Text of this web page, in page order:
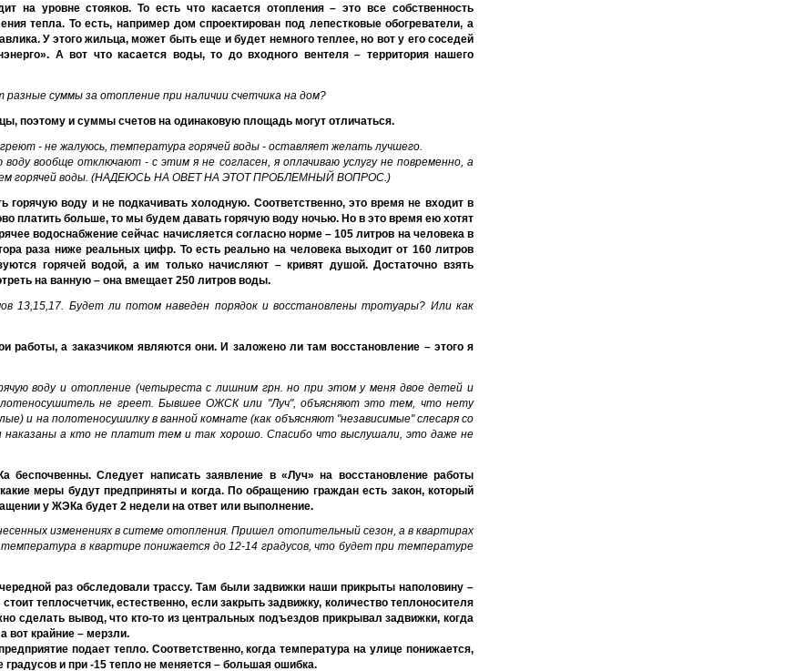
на уровне стояков. То есть что касается отопления – это все собственность
тепла. То есть, например дом спроектирован под лепестковые обогреватели, а
У этого жильца, может быть еще и будет немного теплее, но вот у его соседей
А вот что касается воды, то до входного вентеля – территория нашего
суммы за отопление при наличии счетчика на дом?
поэтому и суммы счетов на одинаковую площадь могут отличаться.
- не жалуюсь, температура горячей воды - оставляет желать лучшего.
вообще отключают - с этим я не согласен, я оплачиваю услугу не повременно, а
горячей воды. (НАДЕЮСЬ НА ОВЕТ НА ЭТОТ ПРОБЛЕМНЫЙ ВОПРОС.)
горячую воду и не подкачивать холодную. Соответственно, это время не входит в
платить больше, то мы будем давать горячую воду ночью. Но в это время ею хотят
водоснабжение сейчас начисляется согласно норме – 105 литров на человека в
раза ниже реальных цифр. То есть реально на человека выходит от 160 литров
горячей водой, а им только начисляют – кривят душой. Достаточно взять
на ванную – она вмещает 250 литров воды.
13,15,17. Будет ли потом наведен порядок и восстановлены тротуары? Или как
а заказчиком являются они. И заложено ли там восстановление – этого я
воду и отопление (четыреста с лишним грн. но при этом у меня двое детей и
не греет. Бывшее ОЖСК или "Луч", объясняют это тем, что нету
и на полотеносушилку в ванной комнате (как объясняют "независимые" слесаря со
а кто не платит тем и так хорошо. Спасибо что выслушали, это даже не
Следует написать заявление в «Луч» на восстановление работы
меры будут предприняты и когда. По обращению граждан есть закон, который
у ЖЭКа будет 2 недели на ответ или выполнение.
изменениях в ситеме отопления. Пришел отопительный сезон, а в квартирах
в квартире понижается до 12-14 градусов, что будет при температуре
раз обследовали трассу. Там были задвижки наши прикрыты наполовину –
теплосчетчик, естественно, если закрыть задвижку, количество теплоносителя
сделать вывод, что кто-то из центральных подъездов прикрывал задвижки, когда
вот крайние – мерзли.
подает тепло. Соответственно, когда температура на улице понижается,
и при -15 тепло не меняется – большая ошибка.